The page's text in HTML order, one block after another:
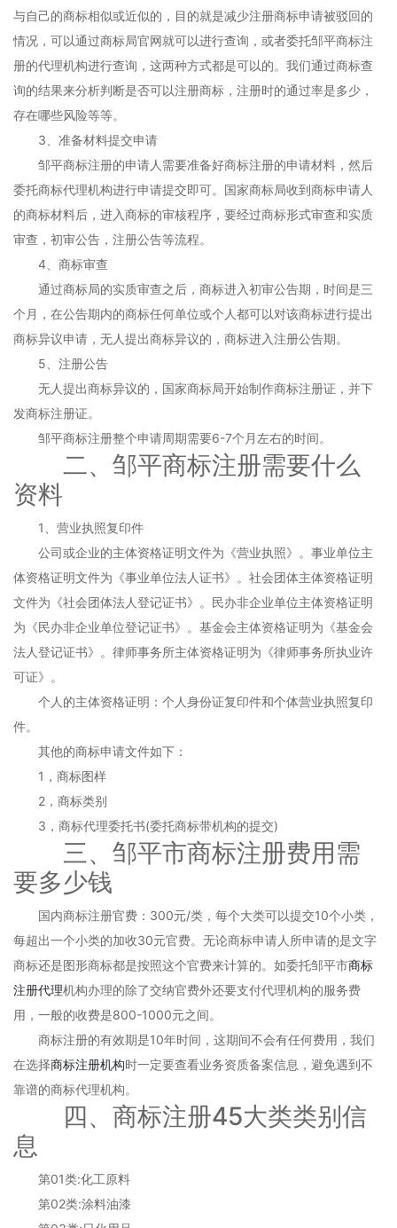
与自己的商标相似或近似的，目的就是减少注册商标申请被驳回的
情况，可以通过商标局官网就可以进行查询，或者委托邹平商标注
册的代理机构进行查询，这两种方式都是可以的。我们通过商标查
询的结果来分析判断是否可以注册商标，注册时的通过率是多少，
存在哪些风险等等。
3、准备材料提交申请
邹平商标注册的申请人需要准备好商标注册的申请材料，然后
委托商标代理机构进行申请提交即可。国家商标局收到商标申请人
的商标材料后，进入商标的审核程序，要经过商标形式审查和实质
审查，初审公告，注册公告等流程。
4、商标审查
通过商标局的实质审查之后，商标进入初审公告期，时间是三
个月，在公告期内的商标任何单位或个人都可以对该商标进行提出
商标异议申请，无人提出商标异议的，商标进入注册公告期。
5、注册公告
无人提出商标异议的，国家商标局开始制作商标注册证，并下
发商标注册证。
邹平商标注册整个申请周期需要6-7个月左右的时间。
二、邹平商标注册需要什么
资料
1、营业执照复印件
公司或企业的主体资格证明文件为《营业执照》。事业单位主
体资格证明文件为《事业单位法人证书》。社会团体主体资格证明
文件为《社会团体法人登记证书》。民办非企业单位主体资格证明
为《民办非企业单位登记证书》。基金会主体资格证明为《基金会
法人登记证书》。律师事务所主体资格证明为《律师事务所执业许
可证》。
个人的主体资格证明：个人身份证复印件和个体营业执照复印
件。
其他的商标申请文件如下：
1，商标图样
2，商标类别
3，商标代理委托书(委托商标带机构的提交)
三、邹平市商标注册费用需
要多少钱
国内商标注册官费：300元/类，每个大类可以提交10个小类，
每超出一个小类的加收30元官费。无论商标申请人所申请的是文字
商标还是图形商标都是按照这个官费来计算的。如委托邹平市商标
注册代理机构办理的除了交纳官费外还要支付代理机构的服务费
用，一般的收费是800-1000元之间。
商标注册的有效期是10年时间，这期间不会有任何费用，我们
在选择商标注册机构时一定要查看业务资质备案信息，避免遇到不
靠谱的商标代理机构。
四、商标注册45大类类别信
息
第01类:化工原料
第02类:涂料油漆